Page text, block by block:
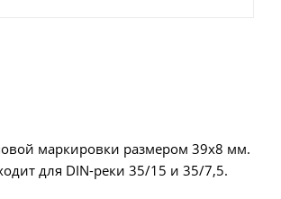
маркировки размером 39х8 мм.
для DIN-реки 35/15 и 35/7,5.